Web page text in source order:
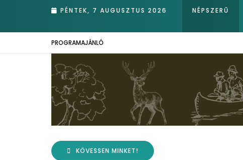
PÉNTEK, 7 AUGUSZTUS 2026 NÉPSZERŰ
PROGRAMAJÁNLÓ
KÖVESSEN MINKET!